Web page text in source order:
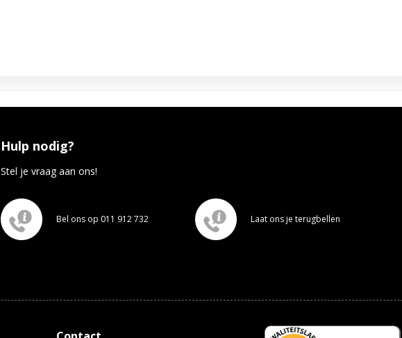
Hulp nodig?
Stel je vraag aan ons!
Bel ons op 011 912 732 Laat ons je terugbellen